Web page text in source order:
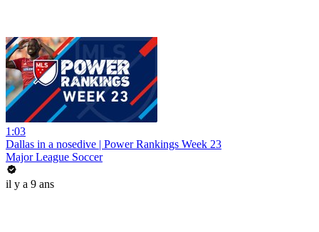
1:03
Dallas in a nosedive | Power Rankings Week 23
Major League Soccer
il y a 9 ans